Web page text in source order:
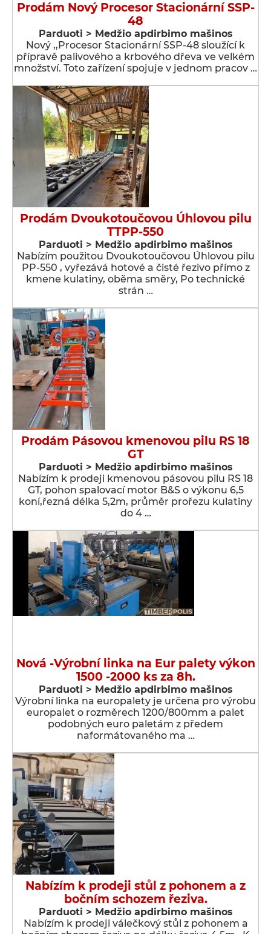
Prodám Nový Procesor Stacionární SSP-
48
Parduoti > Medžio apdirbimo mašinos
Nový ,,Procesor Stacionární SSP-48 sloužící k
přípravě palivového a krbového dřeva ve velkém
množství. Toto zařízení spojuje v jednom pracov …
Prodám Dvoukotoučovou Úhlovou pilu
TTPP-550
Parduoti > Medžio apdirbimo mašinos
Nabízím použitou Dvoukotoučovou Úhlovou pilu
PP-550 , vyřezává hotové a čisté řezivo přímo z
kmene kulatiny, oběma směry, Po technické
strán …
Prodám Pásovou kmenovou pilu RS 18
GT
Parduoti > Medžio apdirbimo mašinos
Nabízím k prodeji kmenovou pásovou pilu RS 18
GT, pohon spalovací motor B&S o výkonu 6,5
koní,řezná délka 5,2m, průměr prořezu kulatiny
do 4 …
Nová -Výrobní linka na Eur palety výkon
1500 -2000 ks za 8h.
Parduoti > Medžio apdirbimo mašinos
Výrobní linka na europalety je určena pro výrobu
europalet o rozměrech 1200/800mm a palet
podobných euro paletám z předem
naformátovaného ma …
Nabízím k prodeji stůl z pohonem a z
bočním schozem řeziva.
Parduoti > Medžio apdirbimo mašinos
Nabízím k prodeji válečkový stůl z pohonem a